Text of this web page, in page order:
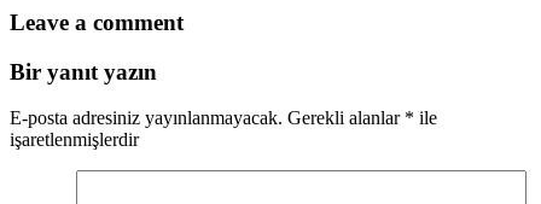
Leave a comment
Bir yanıt yazın
E-posta adresiniz yayınlanmayacak. Gerekli alanlar * ile
işaretlenmişlerdir